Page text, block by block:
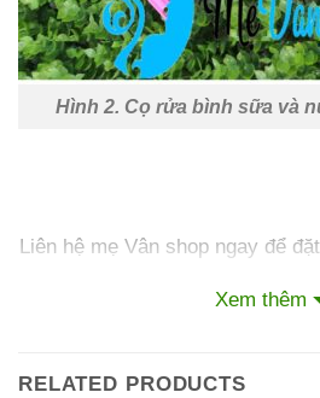
Hình 2. Cọ rửa bình sữa và
Liên hệ mẹ Vân shop ngay để
Xem thêm
RELATED PRODUCTS